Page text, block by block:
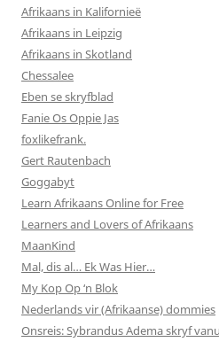
Afrikaans in Kalifornieë
Afrikaans in Leipzig
Afrikaans in Skotland
Chessalee
Eben se skryfblad
Fanie Os Oppie Jas
foxlikefrank.
Gert Rautenbach
Goggabyt
Learn Afrikaans Online for Free
Learners and Lovers of Afrikaans
MaanKind
Mal, dis al… Ek Was Hier…
My Kop Op ‘n Blok
Nederlands vir (Afrikaanse) dommies
Onsreis: Sybrandus Adema skryf